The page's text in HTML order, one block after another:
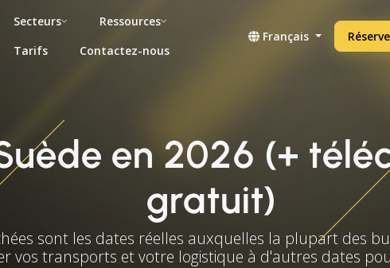
Secteurs
Ressources
Tarifs
Contactez-nous
Français
en 2026 (+
gratuit)
sont les dates réelles auxquelles la plupart des
vos transports et votre logistique à d'autres dates